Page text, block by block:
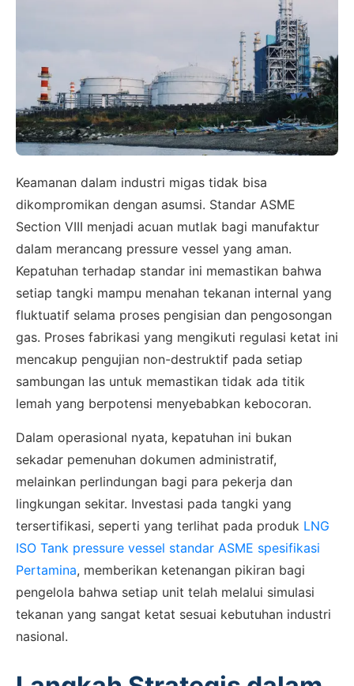
Keamanan dalam industri migas tidak bisa
dikompromikan dengan asumsi. Standar ASME
Section VIII menjadi acuan mutlak bagi manufaktur
dalam merancang pressure vessel yang aman.
Kepatuhan terhadap standar ini memastikan bahwa
setiap tangki mampu menahan tekanan internal yang
fluktuatif selama proses pengisian dan pengosongan
gas. Proses fabrikasi yang mengikuti regulasi ketat ini
mencakup pengujian non-destruktif pada setiap
sambungan las untuk memastikan tidak ada titik
lemah yang berpotensi menyebabkan kebocoran.
Dalam operasional nyata, kepatuhan ini bukan
sekadar pemenuhan dokumen administratif,
melainkan perlindungan bagi para pekerja dan
lingkungan sekitar. Investasi pada tangki yang
tersertifikasi, seperti yang terlihat pada produk LNG
ISO Tank pressure vessel standar ASME spesifikasi
Pertamina, memberikan ketenangan pikiran bagi
pengelola bahwa setiap unit telah melalui simulasi
tekanan yang sangat ketat sesuai kebutuhan industri
nasional.